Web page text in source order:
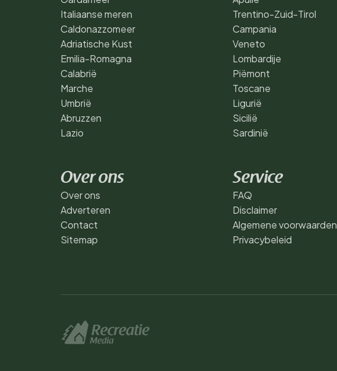
Italiaanse meren
Caldonazzomeer
Adriatische Kust
Emilia-Romagna
Calabrië
Marche
Umbrië
Abruzzen
Lazio
Trentino-Zuid-Tirol
Campania
Veneto
Lombardije
Piëmont
Toscane
Ligurië
Sicilië
Sardinië
Over ons
Over ons
Adverteren
Contact
Sitemap
Service
FAQ
Disclaimer
Algemene voorwaarden
Privacybeleid